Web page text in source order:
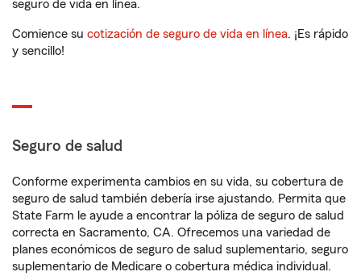
seguro de vida en línea.
Comience su cotización de seguro de vida en línea. ¡Es rápido
y sencillo!
Seguro de salud
Conforme experimenta cambios en su vida, su cobertura de
seguro de salud también debería irse ajustando. Permita que
State Farm le ayude a encontrar la póliza de seguro de salud
correcta en Sacramento, CA. Ofrecemos una variedad de
planes económicos de seguro de salud suplementario, seguro
suplementario de Medicare o cobertura médica individual.